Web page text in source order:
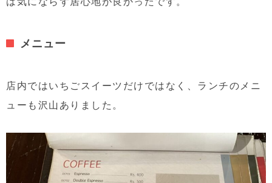
メニュー
店内ではいちごスイーツだけではなく、ランチのメニ
ューも沢山ありました。